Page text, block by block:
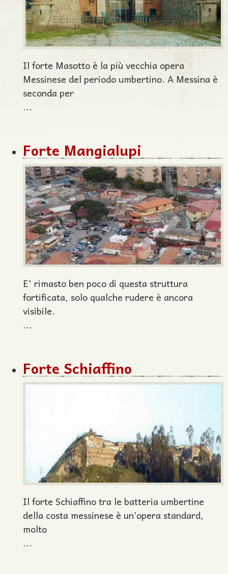
Il forte Masotto è la più vecchia opera
Messinese del periodo umbertino. A Messina è
seconda per
...
Forte Mangialupi
E' rimasto ben poco di questa struttura
fortificata, solo qualche rudere è ancora
visibile.
...
Forte Schiaffino
Il forte Schiaffino tra le batteria umbertine
della costa messinese è un’opera standard,
molto
...